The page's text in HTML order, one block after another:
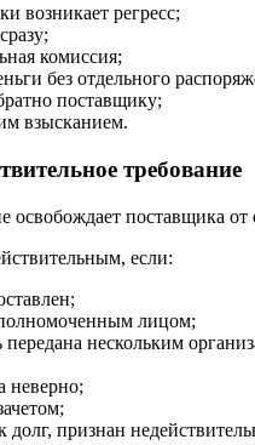
возникает регресс;
комиссия;
без отдельного
поставщику;
взысканием.
требование
освобождает поставщика
если:
лицом;
нескольким
неверно;
долг, признан